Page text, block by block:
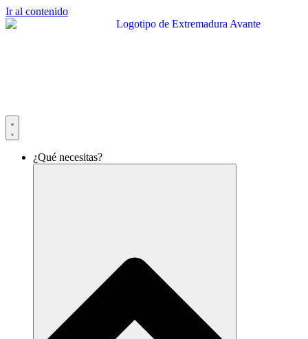
Ir al contenido
¿Qué necesitas?